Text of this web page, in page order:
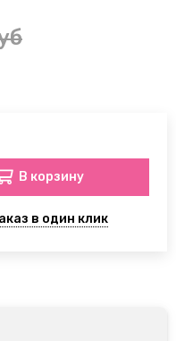
В корзину
в один клик